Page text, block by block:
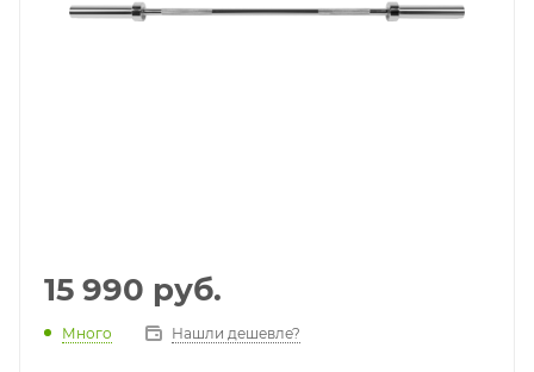
15 990 руб.
Много Нашли дешевле?